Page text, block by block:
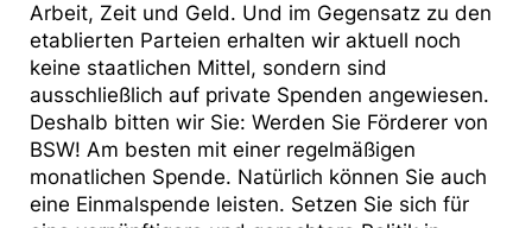
Arbeit, Zeit und Geld. Und im Gegensatz zu den
etablierten Parteien erhalten wir aktuell noch
keine staatlichen Mittel, sondern sind
ausschließlich auf private Spenden angewiesen.
Deshalb bitten wir Sie: Werden Sie Förderer von
BSW! Am besten mit einer regelmäßigen
monatlichen Spende. Natürlich können Sie auch
eine Einmalspende leisten. Setzen Sie sich für